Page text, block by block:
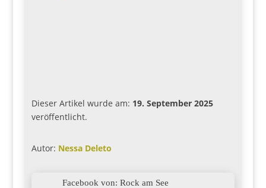
Dieser Artikel wurde am: 19. September 2025
veröffentlicht.
Autor: Nessa Deleto
Facebook von: Rock am See